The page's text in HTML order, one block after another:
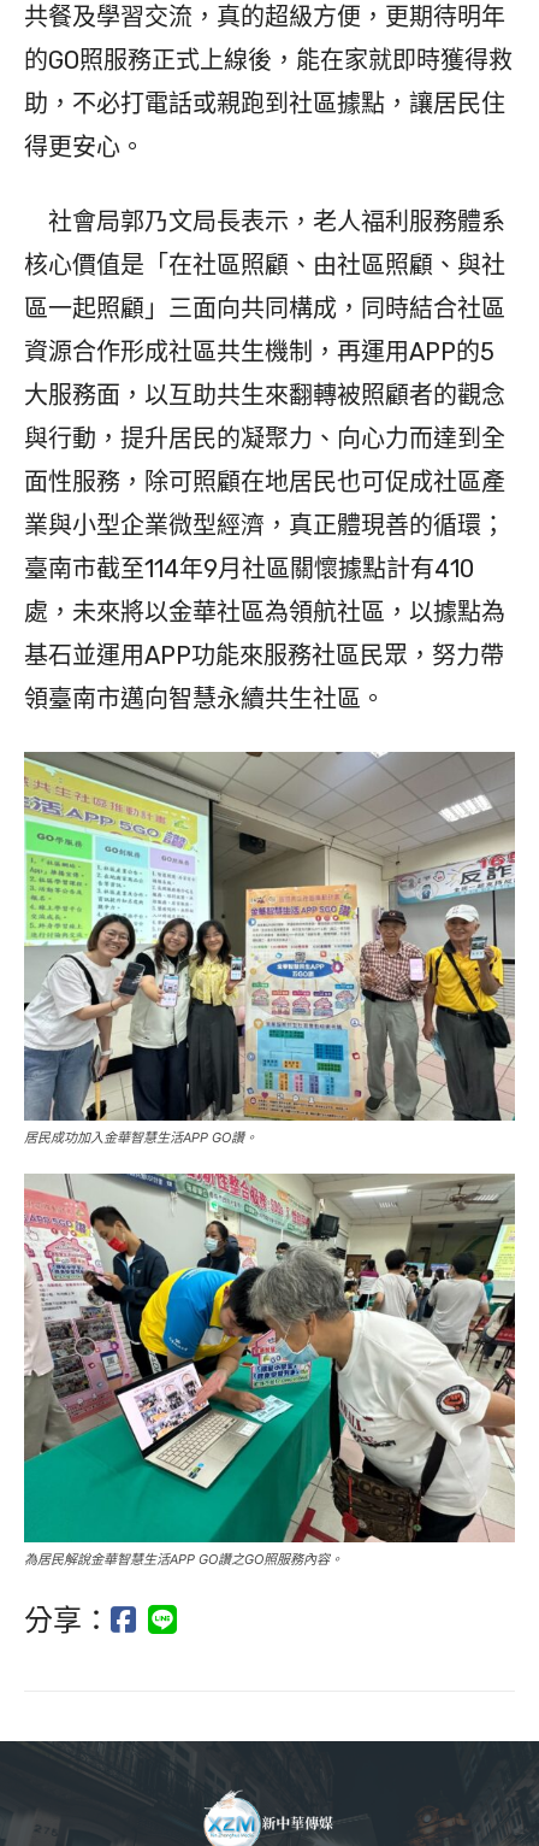
共餐及學習交流，真的超級方便，更期待明年
的GO照服務正式上線後，能在家就即時獲得救
助，不必打電話或親跑到社區據點，讓居民住
得更安心。
社會局郭乃文局長表示，老人福利服務體系
核心價值是「在社區照顧、由社區照顧、與社
區一起照顧」三面向共同構成，同時結合社區
資源合作形成社區共生機制，再運用APP的5
大服務面，以互助共生來翻轉被照顧者的觀念
與行動，提升居民的凝聚力、向心力而達到全
面性服務，除可照顧在地居民也可促成社區產
業與小型企業微型經濟，真正體現善的循環；
臺南市截至114年9月社區關懷據點計有410
處，未來將以金華社區為領航社區，以據點為
基石並運用APP功能來服務社區民眾，努力帶
領臺南市邁向智慧永續共生社區。
居民成功加入金華智慧生活APP GO讚。
為居民解說金華智慧生活APP GO讚之GO照服務內容。
分享：